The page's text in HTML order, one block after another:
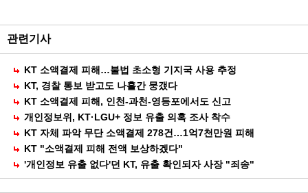
공
유
관련기사
KT 소액결제 피해…불법 초소형 기지국 사용 추정
KT, 경찰 통보 받고도 나흘간 뭉갰다
KT 소액결제 피해, 인천-과천-영등포에서도 신고
개인정보위, KT·LGU+ 정보 유출 의혹 조사 착수
KT 자체 파악 무단 소액결제 278건…1억7천만원 피해
KT "소액결제 피해 전액 보상하겠다"
'개인정보 유출 없다'던 KT, 유출 확인되자 사장 "죄송"